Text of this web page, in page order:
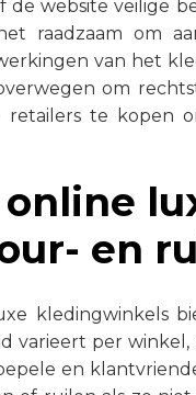
de website veilige
raadzaam om
van het
om
retailers te kopen
online
en
kledingwinkels
varieert per
en